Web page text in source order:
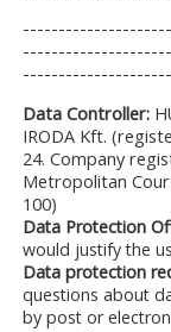
Data Controller:
IRODA Kft.
24. Company
Metropolitan
100)
Data Protection
would justify the
Data protection
questions about
by post or